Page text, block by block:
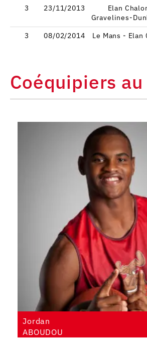
3 23/11/2013
Elan
Gravelines-
3 08/02/2014 Le Mans - Elan
Coéquipiers
Jordan
ABOUDOU